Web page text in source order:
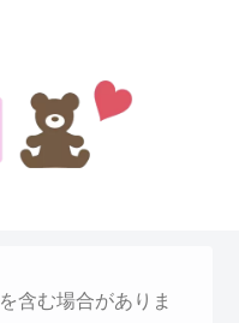
含む場合がありま